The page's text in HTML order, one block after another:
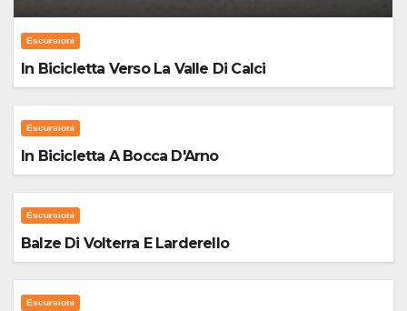
Escursioni
In Bicicletta Verso La Valle Di Calci
Escursioni
In Bicicletta A Bocca D'Arno
Escursioni
Balze Di Volterra E Larderello
Escursioni